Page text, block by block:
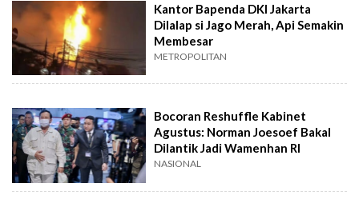
Kantor Bapenda DKI Jakarta
Dilalap si Jago Merah, Api Semakin
Membesar
METROPOLITAN
Bocoran Reshuffle Kabinet
Agustus: Norman Joesoef Bakal
Dilantik Jadi Wamenhan RI
NASIONAL